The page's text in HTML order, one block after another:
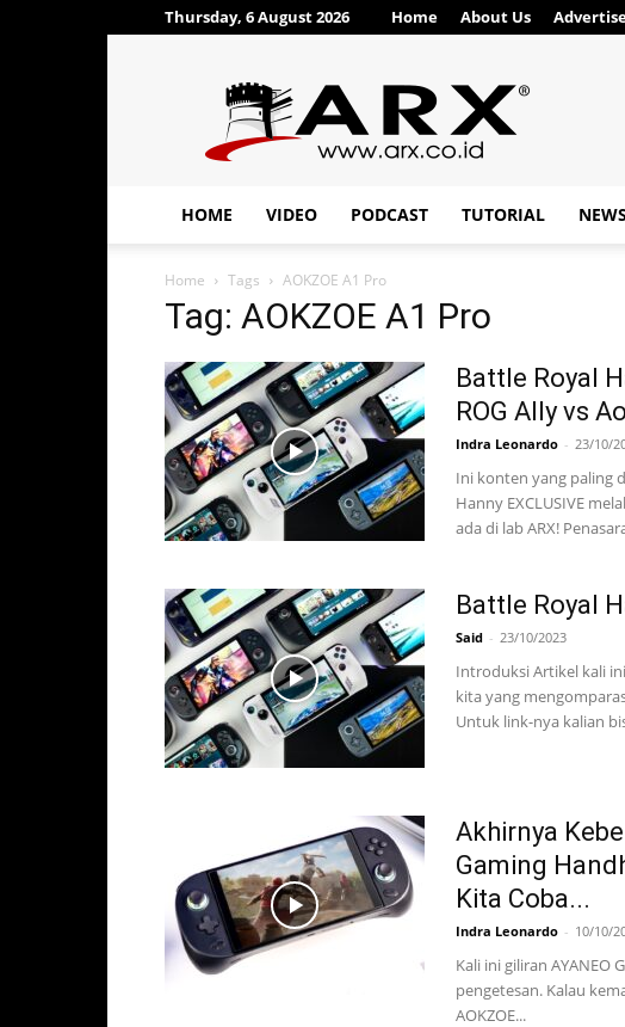
Thursday, 6 August 2026 Home About Us
ARX®
HOME VIDEO PODCAST TUTORIAL NEWS
Home Tags AOKZOE A1 Pro
Tag: AOKZOE A1 Pro
Battle Royal
ROG Ally vs
Indra Leonardo - 23/10/
Ini konten yang paling
Hanny EXCLUSIVE
ada di lab ARX!
Battle Royal
Said - 23/10/2023
Introduksi Artikel kali
kita yang
Untuk link-nya kalian
Akhirnya
Gaming
Kita Coba...
Indra Leonardo - 10/10/
Kali ini giliran AYANEO
pengetesan. Kalau
AOKZOE...